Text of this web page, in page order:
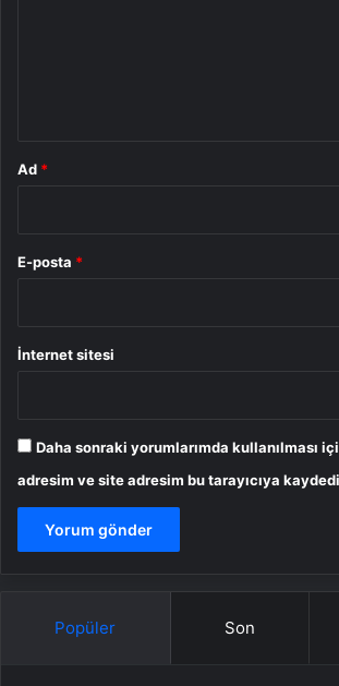
Ad *
E-posta *
İnternet sitesi
Daha sonraki yorumlarımda kullanılması
adresim ve site adresim bu tarayıcıya
Popüler Son